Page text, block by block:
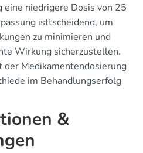
eine niedrigere Dosis von 25
isttscheidend, um
zu minimieren und
Wirkung sicherzustellen.
der Medikamentendosierung
im Behandlungserfolg
&